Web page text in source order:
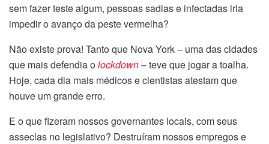
sem fazer teste algum, pessoas sadias e infectadas iria
impedir o avanço da peste vermelha?
Não existe prova! Tanto que Nova York – uma das cidades
que mais defendia olockdown– teve que jogar a toalha.
Hoje, cada dia mais médicos e cientistas atestam que
houve um grande erro.
E o que fizeram nossos governantes locais, com seus
asseclas no legislativo? Destruíram nossos empregos e